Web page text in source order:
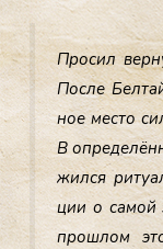
Про­сил
Пос­ле
ное мес­то
В
жил­ся
ции о са­мой
прош­лом